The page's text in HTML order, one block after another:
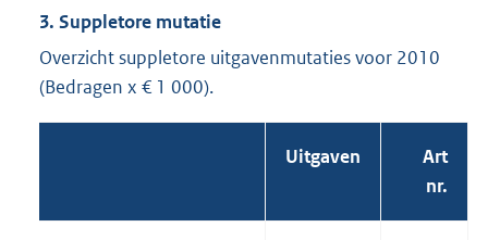
3. Suppletore mutatie
Overzicht suppletore uitgavenmutaties voor 2010
(Bedragen x € 1 000).
Uitgaven
Art
nr.